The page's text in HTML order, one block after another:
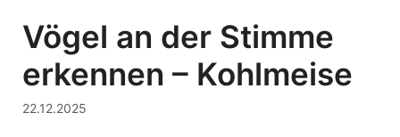
Vögel an der Stimme
erkennen – Kohlmeise
22.12.2025